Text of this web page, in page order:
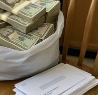
90% - cấp độ
nếu xung đột tái
(TTXVN/